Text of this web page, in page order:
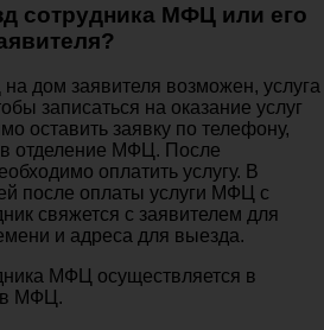
сотрудника МФЦ или его
дом заявителя возможен, услуга
записаться на оказание услуг
оставить заявку по телефону,
в отделение МФЦ. После
оплатить услугу. В
после оплаты услуги МФЦ с
свяжется с заявителем для
и адреса для выезда.
МФЦ осуществляется в
МФЦ.